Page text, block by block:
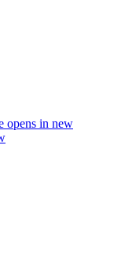
opens in new